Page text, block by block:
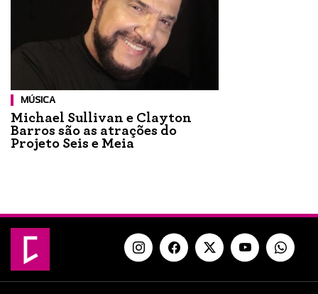
MÚSICA
Michael Sullivan e Clayton
Barros são as atrações do
Projeto Seis e Meia